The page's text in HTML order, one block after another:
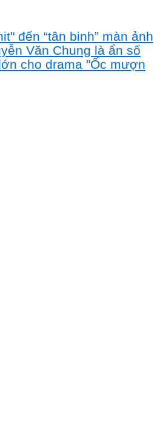
đến “tân binh” màn ảnh
Văn Chung là ẩn số
cho drama "Ốc mượn